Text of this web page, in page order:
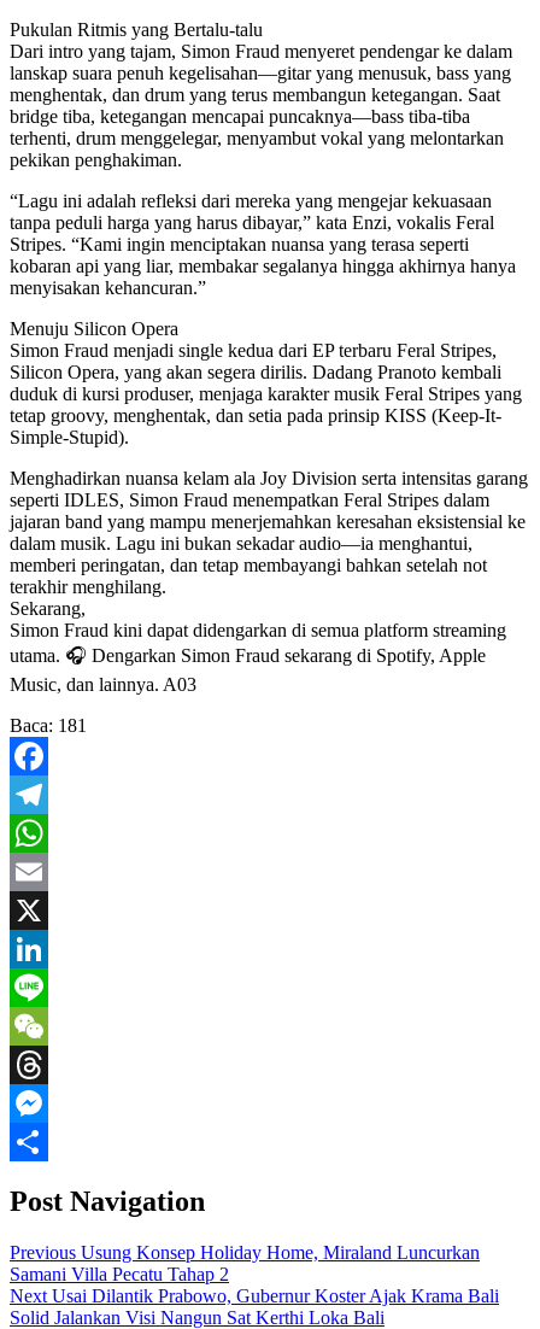
Pukulan Ritmis yang Bertalu-talu
Dari intro yang tajam, Simon Fraud menyeret pendengar ke dalam
lanskap suara penuh kegelisahan—gitar yang menusuk, bass yang
menghentak, dan drum yang terus membangun ketegangan. Saat
bridge tiba, ketegangan mencapai puncaknya—bass tiba-tiba
terhenti, drum menggelegar, menyambut vokal yang melontarkan
pekikan penghakiman.
“Lagu ini adalah refleksi dari mereka yang mengejar kekuasaan
tanpa peduli harga yang harus dibayar,” kata Enzi, vokalis Feral
Stripes. “Kami ingin menciptakan nuansa yang terasa seperti
kobaran api yang liar, membakar segalanya hingga akhirnya hanya
menyisakan kehancuran.”
Menuju Silicon Opera
Simon Fraud menjadi single kedua dari EP terbaru Feral Stripes,
Silicon Opera, yang akan segera dirilis. Dadang Pranoto kembali
duduk di kursi produser, menjaga karakter musik Feral Stripes yang
tetap groovy, menghentak, dan setia pada prinsip KISS (Keep-It-
Simple-Stupid).
Menghadirkan nuansa kelam ala Joy Division serta intensitas garang
seperti IDLES, Simon Fraud menempatkan Feral Stripes dalam
jajaran band yang mampu menerjemahkan keresahan eksistensial ke
dalam musik. Lagu ini bukan sekadar audio—ia menghantui,
memberi peringatan, dan tetap membayangi bahkan setelah not
terakhir menghilang.
Sekarang,
Simon Fraud kini dapat didengarkan di semua platform streaming
utama. 🎧 Dengarkan Simon Fraud sekarang di Spotify, Apple
Music, dan lainnya. A03
Baca: 181
Facebook
Telegram
WhatsApp
Email
X
LinkedIn
Line
WeChat
Threads
Messenger
Post Navigation
Previous Usung Konsep Holiday Home, Miraland Luncurkan
Samani Villa Pecatu Tahap 2
Next Usai Dilantik Prabowo, Gubernur Koster Ajak Krama Bali
Solid Jalankan Visi Nangun Sat Kerthi Loka Bali